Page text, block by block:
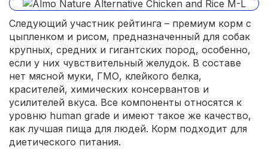
Следующий участник рейтинга – премиум корм с
цыпленком и рисом, предназначенный для собак
крупных, средних и гигантских пород, особенно,
если у них чувствительный желудок. В составе
нет мясной муки, ГМО, клейкого белка,
красителей, химических консервантов и
усилителей вкуса. Все компоненты относятся к
уровню human grade и имеют такое же качество,
как лучшая пища для людей. Корм подходит для
диетического питания.